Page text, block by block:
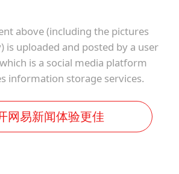
above (including the pictures
is uploaded and posted by a user
is a social media platform
information storage services.
网易新闻体验更佳